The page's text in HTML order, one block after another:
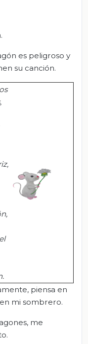
es peligroso y
su canción.
,
,
.
piensa en
mi sombrero.
me